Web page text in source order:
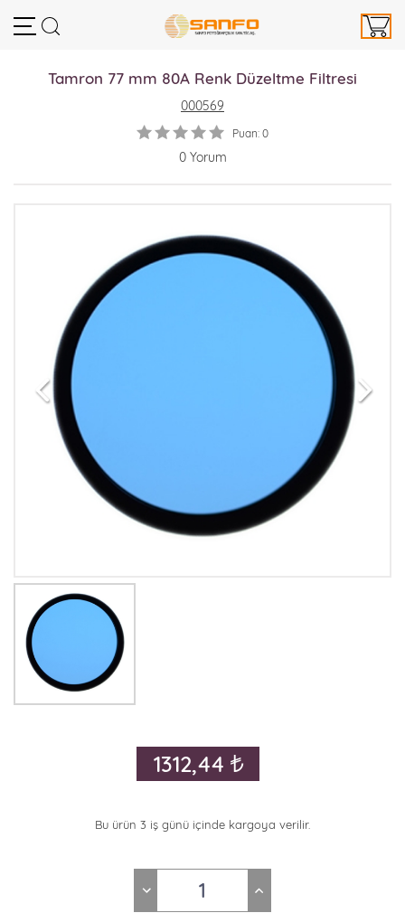
Tamron 77 mm 80A Renk Düzeltme Filtresi
000569
Puan: 0
0 Yorum
1312,44
Bu ürün 3 iş günü içinde kargoya verilir.